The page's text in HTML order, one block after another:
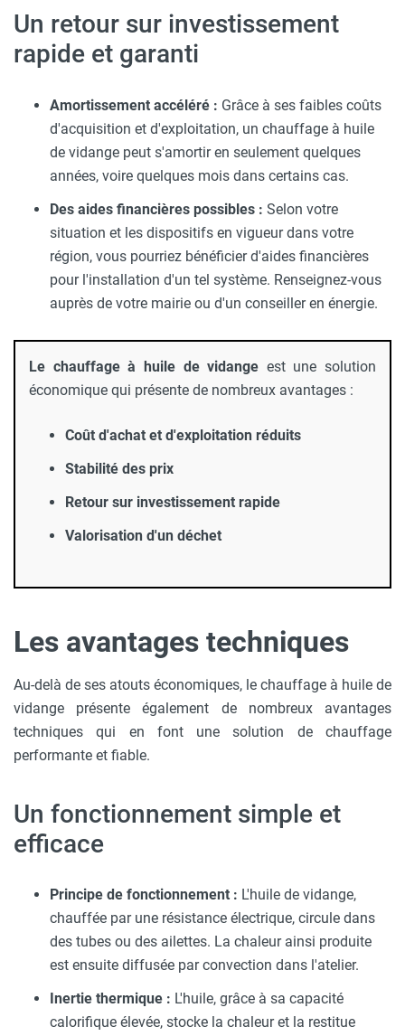
Un retour sur investissement
rapide et garanti
Amortissement accéléré : Grâce à ses faibles coûts
d'acquisition et d'exploitation, un chauffage à huile
de vidange peut s'amortir en seulement quelques
années, voire quelques mois dans certains cas.
Des aides financières possibles : Selon votre
situation et les dispositifs en vigueur dans votre
région, vous pourriez bénéficier d'aides financières
pour l'installation d'un tel système. Renseignez-vous
auprès de votre mairie ou d'un conseiller en énergie.
Le chauffage à huile de vidange est une solution
économique qui présente de nombreux avantages :
Coût d'achat et d'exploitation réduits
Stabilité des prix
Retour sur investissement rapide
Valorisation d'un déchet
Les avantages techniques
Au-delà de ses atouts économiques, le chauffage à huile de
vidange présente également de nombreux avantages
techniques qui en font une solution de chauffage
performante et fiable.
Un fonctionnement simple et
efficace
Principe de fonctionnement : L'huile de vidange,
chauffée par une résistance électrique, circule dans
des tubes ou des ailettes. La chaleur ainsi produite
est ensuite diffusée par convection dans l'atelier.
Inertie thermique : L'huile, grâce à sa capacité
calorifique élevée, stocke la chaleur et la restitue